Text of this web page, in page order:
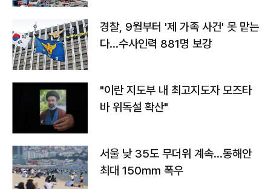
경찰, 9월부터 '제 가족 사건' 못 맡는
다…수사인력 881명 보강
"이란 지도부 내 최고지도자 모즈타
바 위독설 확산"
서울 낮 35도 무더위 계속…동해안
최대 150㎜ 폭우